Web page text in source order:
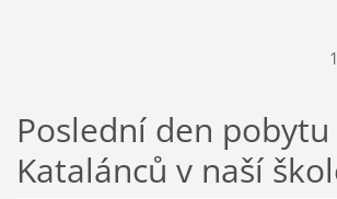
1
Poslední den pobytu
Katalánců v naší